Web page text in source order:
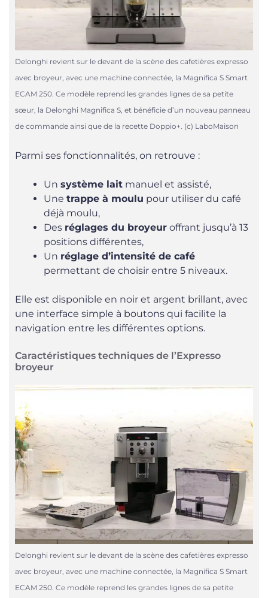
Delonghi revient sur le devant de la scène des cafetières expresso
avec broyeur, avec une machine connectée, la Magnifica S Smart
ECAM 250. Ce modèle reprend les grandes lignes de sa petite
sœur, la Delonghi Magnifica S, et bénéficie d’un nouveau panneau
de commande ainsi que de la recette Doppio+. (c) LaboMaison
Parmi ses fonctionnalités, on retrouve :
Un système lait manuel et assisté,
Une trappe à moulu pour utiliser du café
déjà moulu,
Des réglages du broyeur offrant jusqu’à 13
positions différentes,
Un réglage d’intensité de café
permettant de choisir entre 5 niveaux.
Elle est disponible en noir et argent brillant, avec
une interface simple à boutons qui facilite la
navigation entre les différentes options.
Caractéristiques techniques de l’Expresso
broyeur
Delonghi revient sur le devant de la scène des cafetières expresso
avec broyeur, avec une machine connectée, la Magnifica S Smart
ECAM 250. Ce modèle reprend les grandes lignes de sa petite